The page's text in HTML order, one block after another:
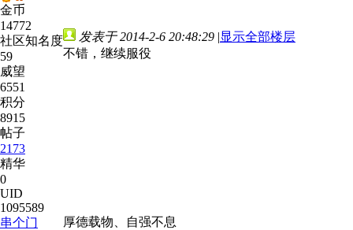
金币
14772
社区知名度
59
威望
6551
积分
8915
帖子
2173
精华
0
UID
1095589
串个门
发表于 2014-2-6 20:48:29 |显示全部楼层
不错，继续服役
厚德载物、自强不息